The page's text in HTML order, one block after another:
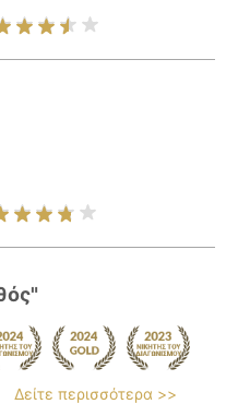
Δείτε περισσότερα >>